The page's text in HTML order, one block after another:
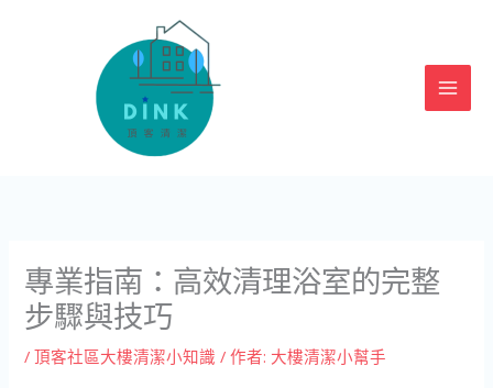
專業指南：高效清理浴室的完整
步驟與技巧
/頂客社區大樓清潔小知識 / 作者: 大樓清潔小幫手